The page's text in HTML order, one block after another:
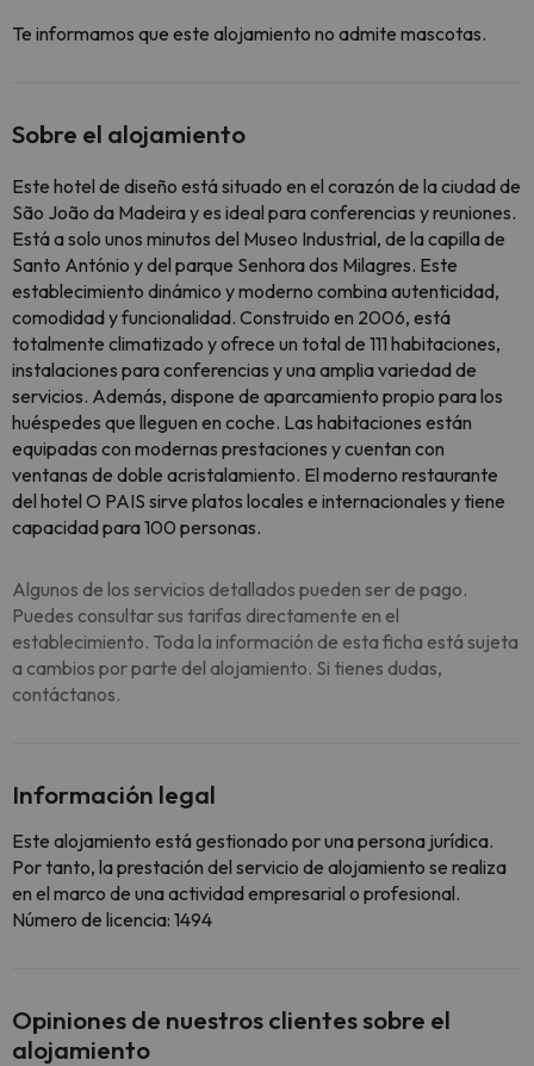
Te informamos que este alojamiento no admite mascotas.
Sobre el alojamiento
Este hotel de diseño está situado en el corazón de la ciudad de
São João da Madeira y es ideal para conferencias y reuniones.
Está a solo unos minutos del Museo Industrial, de la capilla de
Santo António y del parque Senhora dos Milagres. Este
establecimiento dinámico y moderno combina autenticidad,
comodidad y funcionalidad. Construido en 2006, está
totalmente climatizado y ofrece un total de 111 habitaciones,
instalaciones para conferencias y una amplia variedad de
servicios. Además, dispone de aparcamiento propio para los
huéspedes que lleguen en coche. Las habitaciones están
equipadas con modernas prestaciones y cuentan con
ventanas de doble acristalamiento. El moderno restaurante
del hotel O PAIS sirve platos locales e internacionales y tiene
capacidad para 100 personas.
Algunos de los servicios detallados pueden ser de pago.
Puedes consultar sus tarifas directamente en el
establecimiento. Toda la información de esta ficha está sujeta
a cambios por parte del alojamiento. Si tienes dudas,
contáctanos.
Información legal
Este alojamiento está gestionado por una persona jurídica.
Por tanto, la prestación del servicio de alojamiento se realiza
en el marco de una actividad empresarial o profesional.
Número de licencia: 1494
Opiniones de nuestros clientes sobre el
alojamiento